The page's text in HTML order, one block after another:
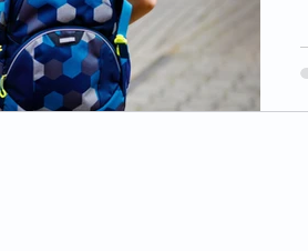
Um Passado de Presente
Primeiro Chegam os Anjos - Natal